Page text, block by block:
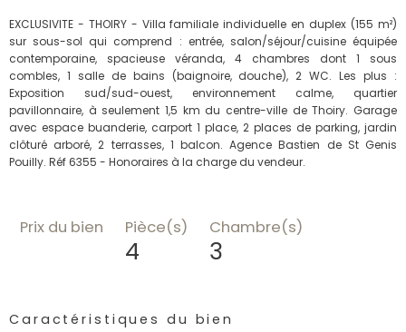
EXCLUSIVITE - THOIRY - Villa familiale individuelle en duplex (155 m²)
sur sous-sol qui comprend : entrée, salon/séjour/cuisine équipée
contemporaine, spacieuse véranda, 4 chambres dont 1 sous
combles, 1 salle de bains (baignoire, douche), 2 WC. Les plus :
Exposition sud/sud-ouest, environnement calme, quartier
pavillonnaire, à seulement 1,5 km du centre-ville de Thoiry. Garage
avec espace buanderie, carport 1 place, 2 places de parking, jardin
clôturé arboré, 2 terrasses, 1 balcon. Agence Bastien de St Genis
Pouilly. Réf 6355 - Honoraires à la charge du vendeur.
Prix du bien Pièce(s)
4
Chambre(s)
3
Caractéristiques du bien